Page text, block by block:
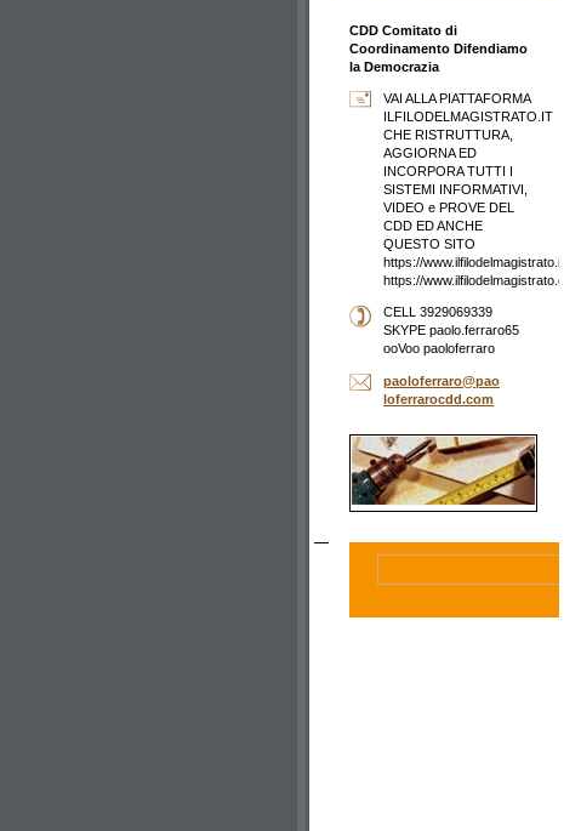
CDD Comitato di
Coordinamento Difendiamo
la Democrazia
VAI ALLA PIATTAFORMA
ILFILODELMAGISTRATO.IT
CHE RISTRUTTURA,
AGGIORNA ED
INCORPORA TUTTI I
SISTEMI INFORMATIVI,
VIDEO e PROVE DEL
CDD ED ANCHE
QUESTO SITO
https://www.ilfilodelmagistrato.it/
https://www.ilfilodelmagistrato.com/
CELL 3929069339
SKYPE paolo.ferraro65
ooVoo paoloferraro
paoloferraro@pao
loferrarocdd.com